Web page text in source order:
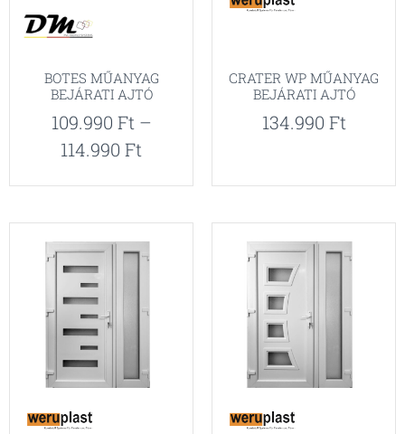
BOTES MŰANYAG
BEJÁRATI AJTÓ
109.990 Ft –
114.990 Ft
CRATER WP MŰANYAG
BEJÁRATI AJTÓ
134.990 Ft